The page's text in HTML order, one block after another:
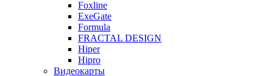
Foxline
ExeGate
Formula
FRACTAL DESIGN
Hiper
Hipro
Видеокарты